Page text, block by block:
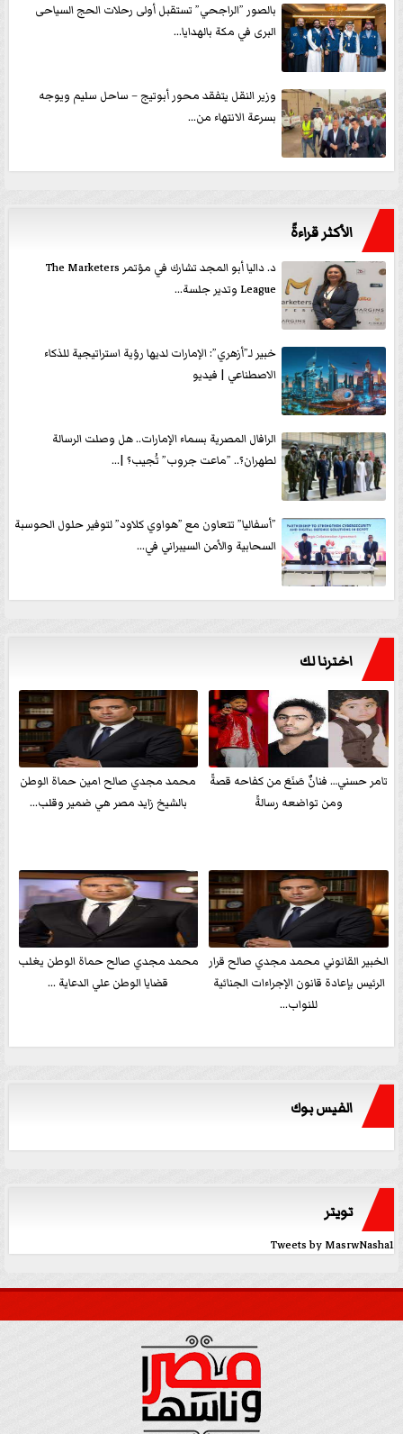
بالصور ”الراجحي” تستقبل أولى رحلات الحج السياحى
البرى في مكة بالهدايا...
وزير النقل يتفقد محور أبوتيج – ساحل سليم ويوجه
بسرعة الانتهاء من...
الأكثر قراءةً
د. داليا أبو المجد تشارك في مؤتمر The Marketers
League وتدير جلسة...
خبير لـ”أزهري”: الإمارات لديها رؤية استراتيجية للذكاء
الاصطناعي | فيديو
الرافال المصرية بسماء الإمارات.. هل وصلت الرسالة
لطهران؟.. ”ماعت جروب” تُجيب؟ |...
”أسفاليا” تتعاون مع ”هواوي كلاود” لتوفير حلول الحوسبة
السحابية والأمن السيبراني في...
اخترنا لك
تامر حسني… فنانٌ صَنَعَ من كفاحه قصةً
ومن تواضعه رسالةً
محمد مجدي صالح امين حماة الوطن
بالشيخ زايد مصر هي ضمير وقلب...
الخبير القانوني محمد مجدي صالح قرار
الرئيس بإعادة قانون الإجراءات الجنائية
للنواب...
محمد مجدي صالح حماة الوطن يغلب
قضايا الوطن علي الدعاية ...
الفيس بوك
تويتر
Tweets by MasrwNasha1